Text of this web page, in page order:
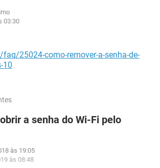
03:30
25024-como-remover-a-senha-de-
10
a senha do Wi-Fi pelo
às 19:05
às 08:48